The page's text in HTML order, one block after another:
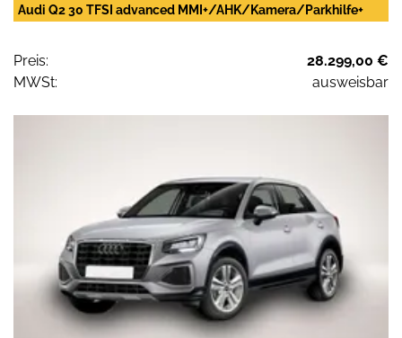
Audi Q2 30 TFSI advanced MMI+/AHK/Kamera/Parkhilfe+
Preis:
28.299,00 €
MWSt:
ausweisbar